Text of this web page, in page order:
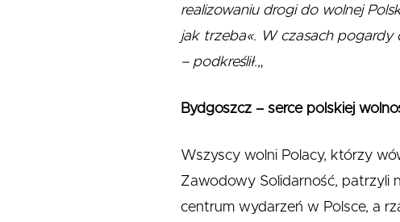
realizowaniu drogi do wolnej
jak trzeba«. W czasach pogardy
– podkreślił.„
Bydgoszcz – serce polskiej
Wszyscy wolni Polacy, którzy
Zawodowy Solidarność, patrzyli
centrum wydarzeń w Polsce, a